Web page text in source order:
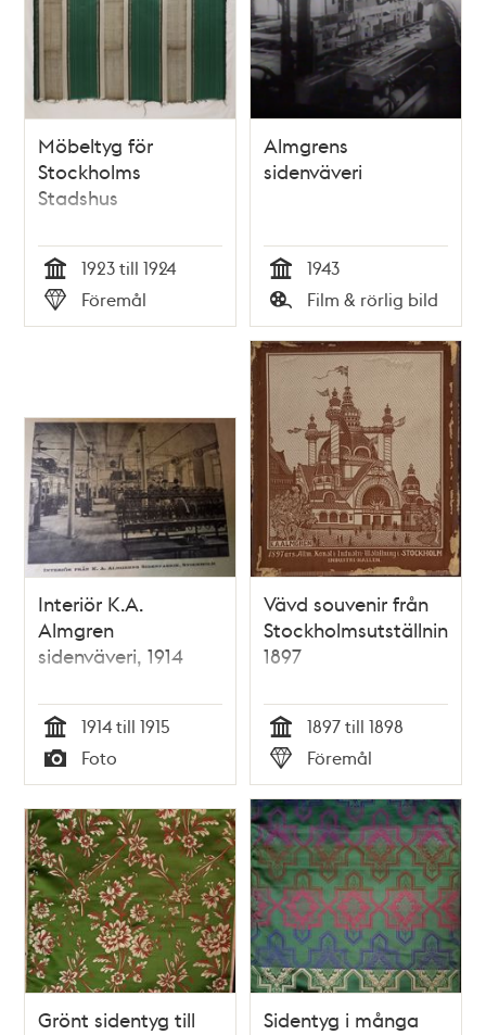
Möbeltyg för
Stockholms
Stadshus
Tid
1923 till 1924
Typ
Föremål
Almgrens
sidenväveri
Tid
1943
Typ
Film & rörlig bild
Interiör K.A.
Almgren
sidenväveri, 1914
Tid
1914 till 1915
Typ
Foto
Vävd souvenir från
Stockholmsutställningen
1897
Tid
1897 till 1898
Typ
Föremål
Grönt sidentyg till
Sidentyg i många